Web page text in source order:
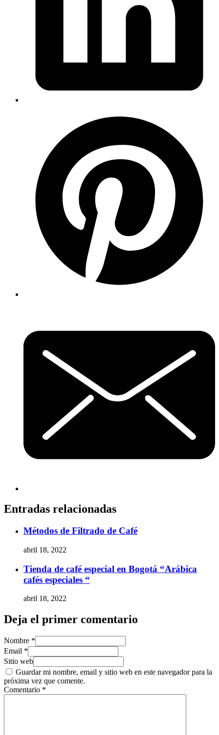
Entradas relacionadas
Métodos de Filtrado de Café
abril 18, 2022
Tienda de café especial en Bogotá “Arábica
cafés especiales “
abril 18, 2022
Deja el primer comentario
Nombre *
Email *
Sitio web
Guardar mi nombre, email y sitio web en este navegador para la
próxima vez que comente.
Comentario *